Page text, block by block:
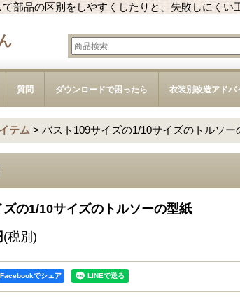
部品の区別をしやすくしたりと、失敗しにくい
質問 ダウンロードで困ったら 衣装別改造アドバ
テム > バスト109サイズの1/10サイズのトルソー
の1/10サイズのトルソーの型紙
(税別)
Facebookでシェア